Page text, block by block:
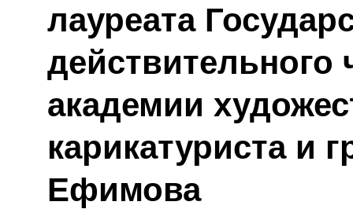
лауреата
действительного
академии
карикатуриста и
Ефимова